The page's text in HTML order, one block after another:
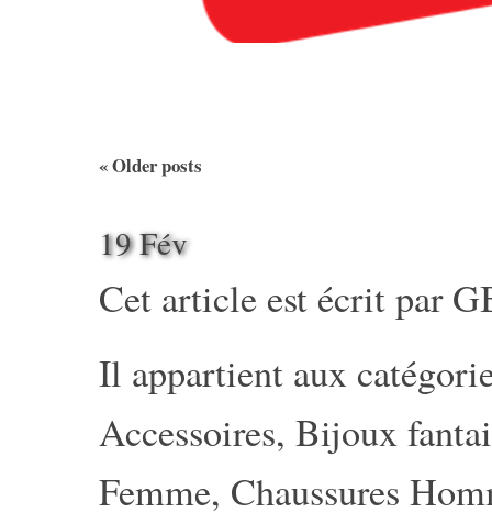
«Older posts
19 Fév
Cet article est écrit par
Il appartient aux
Accessoires, Bijoux
Femme, Chaussures